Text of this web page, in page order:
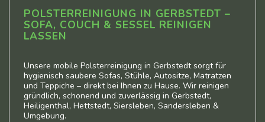
POLSTERREINIGUNG IN GERBSTEDT –
SOFA, COUCH & SESSEL REINIGEN
LASSEN
Unsere mobile Polsterreinigung in Gerbstedt sorgt für
hygienisch saubere Sofas, Stühle, Autositze, Matratzen
und Teppiche – direkt bei Ihnen zu Hause. Wir reinigen
gründlich, schonend und zuverlässig in Gerbstedt,
Heiligenthal, Hettstedt, Siersleben, Sandersleben &
Umgebung.